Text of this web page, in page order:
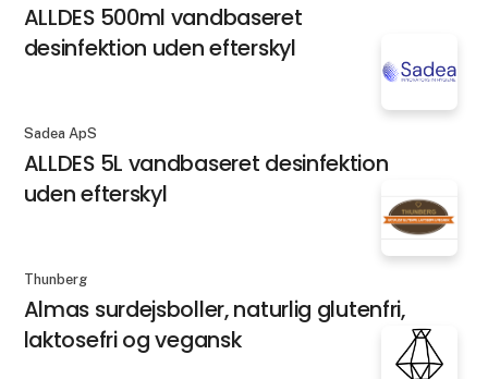
ALLDES 500ml vandbaseret
desinfektion uden efterskyl
Sadea ApS
ALLDES 5L vandbaseret desinfektion
uden efterskyl
Thunberg
Almas surdejsboller, naturlig glutenfri,
laktosefri og vegansk